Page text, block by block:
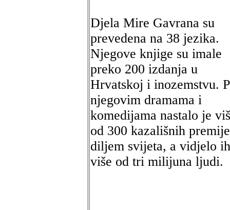
Djela Mire Gavrana su
prevedena na 38 jezika.
Njegove knjige su imale
preko 200 izdanja u
Hrvatskoj i inozemstvu.
njegovim dramama i
komedijama nastalo je
od 300 kazališnih
diljem svijeta, a vidjelo
više od tri milijuna ljudi.